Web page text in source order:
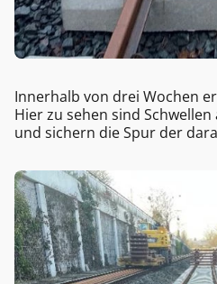
Innerhalb von drei Wochen
Hier zu sehen sind
und sichern die Spur der